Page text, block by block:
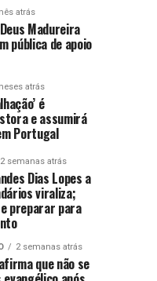
atrás
Madureira
pública de apoio
atrás
é
e assumirá
Portugal
2 semanas atrás
Dias Lopes a
viraliza;
preparar para
2 semanas atrás
que não se